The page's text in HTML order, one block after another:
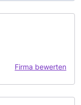
Firma bewerten